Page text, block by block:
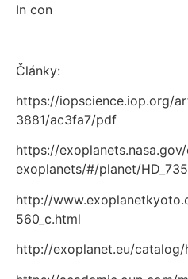
In con
Články:
https://iopscience.iop.org/
3881/ac3fa7/pdf
https://
exoplanets/#/planet/
http://
560_c.html
http://exoplanet.eu/catalog/